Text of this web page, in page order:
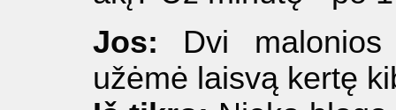
Jos: Dvi malonios
užėmė laisvą kertę